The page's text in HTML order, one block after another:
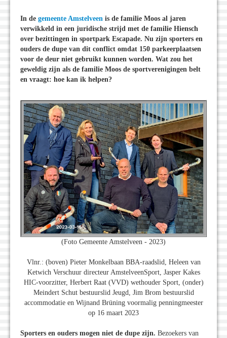
In de gemeente Amstelveen is de familie Moos al jaren
verwikkeld in een juridische strijd met de familie Hiensch
over bezittingen in sportpark Escapade. Nu zijn sporters en
ouders de dupe van dit conflict omdat 150 parkeerplaatsen
voor de deur niet gebruikt kunnen worden. Wat zou het
geweldig zijn als de familie Moos de sportverenigingen belt
en vraagt: hoe kan ik helpen?
(Foto Gemeente Amstelveen - 2023)
Vlnr.: (boven) Pieter Monkelbaan BBA-raadslid, Heleen van
Ketwich Verschuur directeur AmstelveenSport, Jasper Kakes
HIC-voorzitter, Herbert Raat (VVD) wethouder Sport, (onder)
Meindert Schut bestuurslid Jeugd, Jim Brom bestuurslid
accommodatie en Wijnand Brüning voormalig penningmeester
op 16 maart 2023
Sporters en ouders mogen niet de dupe zijn. Bezoekers van